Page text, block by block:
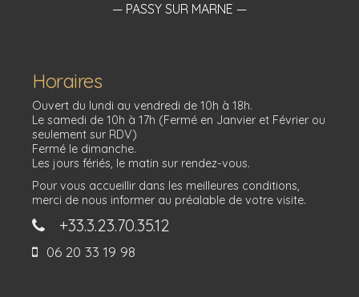
— PASSY SUR MARNE —
Horaires
Ouvert du lundi au vendredi de 10h à 18h.
Le samedi de 10h à 17h (Fermé en Janvier et Février ou
seulement sur RDV)
Fermé le dimanche.
Les jours fériés, le matin sur rendez-vous.
Pour vous accueillir dans les meilleures conditions,
merci de nous informer au préalable de votre visite.
+33.3.23.70.35.12
06 20 33 19 98